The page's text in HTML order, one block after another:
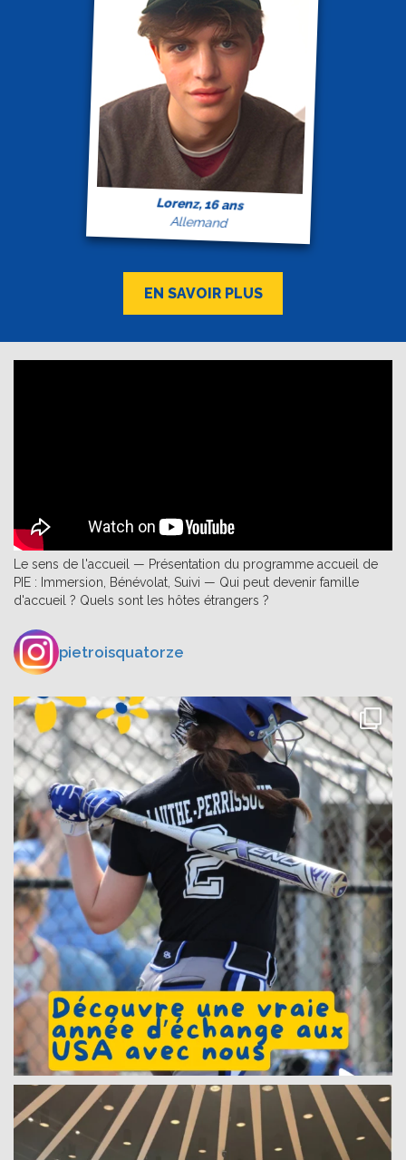
Lorenz, 16 ans
Allemand
EN SAVOIR PLUS
Le sens de l'accueil — Présentation du programme accueil de
PIE : Immersion, Bénévolat, Suivi — Qui peut devenir famille
d'accueil ? Quels sont les hôtes étrangers ?
pietroisquatorze